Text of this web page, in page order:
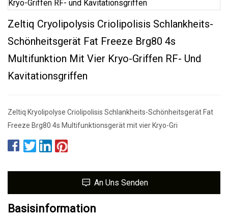
Zeltiq Cryolipolysis Criolipolisis Schlankheits-
Schönheitsgerät Fat Freeze Brg80 4s
Multifunktion Mit Vier Kryo-Griffen RF- Und
Kavitationsgriffen
Zeltiq Kryolipolyse Criolipolisis Schlankheits-Schönheitsgerät Fat
Freeze Brg80 4s Multifunktionsgerät mit vier Kryo-Gri
An Uns Senden
Basisinformation